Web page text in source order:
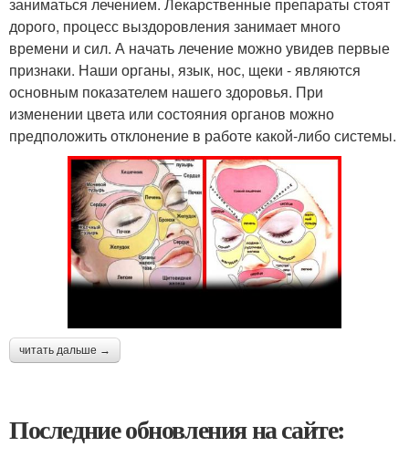
дорого, процесс выздоровления занимает много
времени и сил. А начать лечение можно увидев первые
признаки. Наши органы, язык, нос, щеки - являются
основным показателем нашего здоровья. При
изменении цвета или состояния органов можно
предположить отклонение в работе какой-либо системы.
читать дальше →
Последние обновления на сайте: